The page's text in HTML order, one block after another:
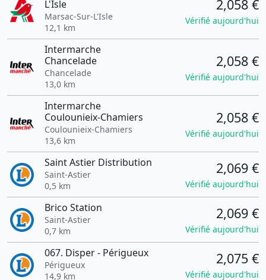
L'Isle
Marsac-Sur-L'Isle
12,1 km
2,058 €
Vérifié aujourd'hui
Intermarche
Chancelade
Chancelade
13,0 km
2,058 €
Vérifié aujourd'hui
Intermarche
Coulounieix-Chamiers
Coulounieix-Chamiers
13,6 km
2,058 €
Vérifié aujourd'hui
Saint Astier Distribution
Saint-Astier
0,5 km
2,069 €
Vérifié aujourd'hui
Brico Station
Saint-Astier
0,7 km
2,069 €
Vérifié aujourd'hui
067. Disper - Périgueux
Périgueux
14,9 km
2,075 €
Vérifié aujourd'hui